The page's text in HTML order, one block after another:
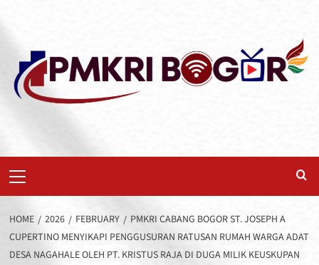
Menu
HOME 2026 FEBRUARY
PMKRI CABANG BOGOR ST. JOSEPH A
CUPERTINO MENYIKAPI PENGGUSURAN RATUSAN RUMAH WARGA ADAT
DESA NAGAHALE OLEH PT. KRISTUS RAJA DI DUGA MILIK KEUSKUPAN